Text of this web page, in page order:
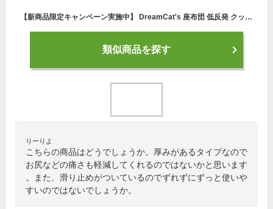
【新商品限定キャンペーン実施中】 DreamCat's 座布団 低反発 クッション おしゃれ 竹炭 滑り止め 疲れない 腰痛対策 骨盤 姿勢 矯正 椅子用 チェア フロア あぐら 厚み 大きめ 大きい お尻 痛み 痛くならない ざぶとん 腰 妊婦 椅子 車 いす オフィスワーク
類似商品を探す
りーりよ
こちらの商品はどうでしょうか。厚みがあるタイプなので
お尻などの痛さも軽減してくれるのではないかと思います
。また、滑り止めがついているのでずれずにずっと使いや
すいのではないでしょうか。